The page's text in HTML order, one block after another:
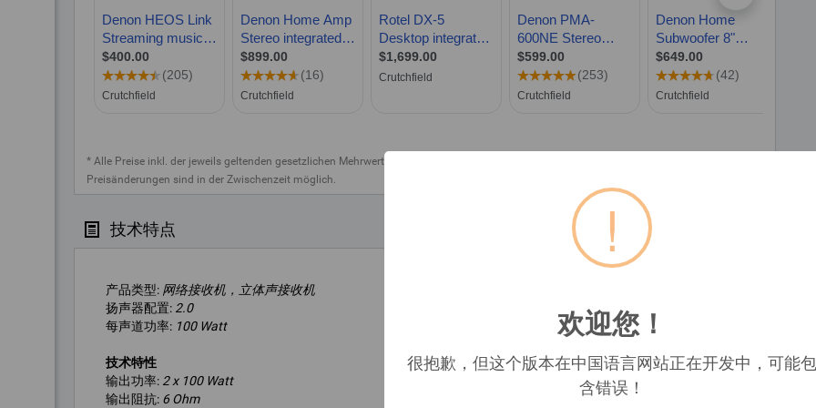
* Alle Preise inkl. der jeweils geltenden gesetzlichen Mehrwertsteuer, ggfs. zzgl. Versandkosten. Alle Angaben ohne Gewähr.
Preisänderungen sind in der Zwischenzeit möglich.
技术特点
产品类型: 网络接收机，立体声接收机
扬声器配置: 2.0
每声道功率: 100 Watt
技术特性
输出功率: 2 x 100 Watt
输出阻抗: 6 Ohm
!
欢迎您！
很抱歉，但这个版本在中国语言网站正在开发中，可能包
含错误！